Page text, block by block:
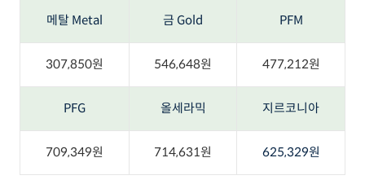
메탈 Metal 금 Gold PFM
307,850원 546,648원 477,212원
PFG 올세라믹 지르코니아
709,349원 714,631원 625,329원